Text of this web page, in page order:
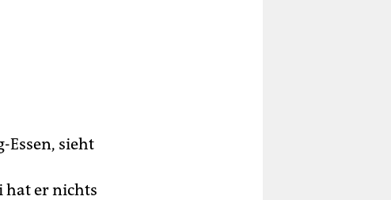
Essen, sieht
hat er nichts